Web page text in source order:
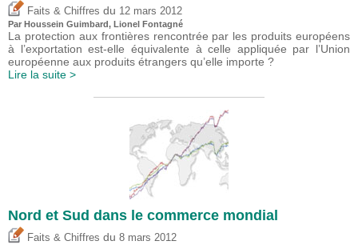
Faits & Chiffres du 12 mars 2012
Par Houssein Guimbard, Lionel Fontagné
La protection aux frontières rencontrée par les produits européens
à l’exportation est-elle équivalente à celle appliquée par l’Union
européenne aux produits étrangers qu’elle importe ?
Lire la suite >
Nord et Sud dans le commerce mondial
Faits & Chiffres du 8 mars 2012